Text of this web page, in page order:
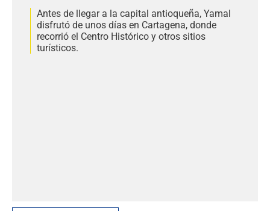
Antes de llegar a la capital antioqueña, Yamal
disfrutó de unos días en Cartagena, donde
recorrió el Centro Histórico y otros sitios
turísticos.